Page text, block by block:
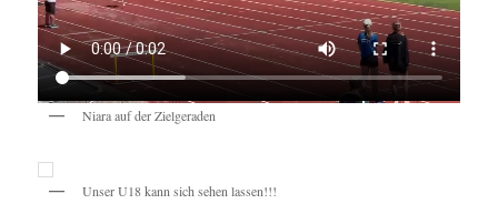
Niara auf der Zielgeraden
Unser U18 kann sich sehen lassen!!!